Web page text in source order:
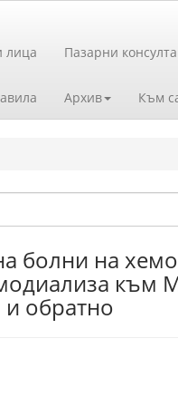
лица Пазарни
Архив Към
болни на
към
обратно